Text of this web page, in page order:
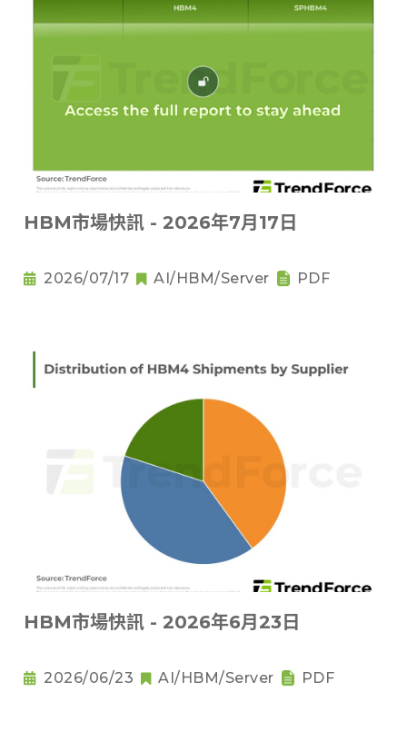
HBM市場快訊 - 2026年7月17日
2026/07/17 AI/HBM/Server PDF
HBM市場快訊 - 2026年6月23日
2026/06/23 AI/HBM/Server PDF